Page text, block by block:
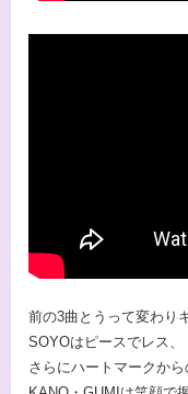
前の3曲とうって変わり
SOYOはピースでレス、
さらにハートマークから